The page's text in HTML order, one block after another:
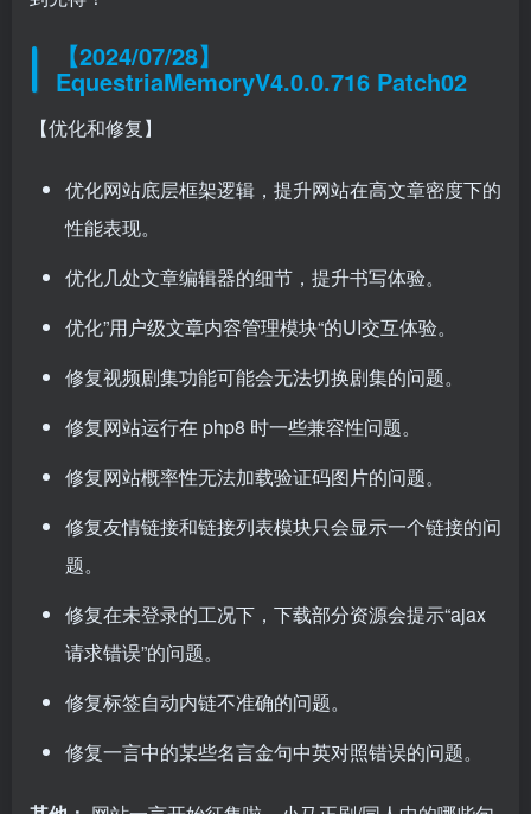
【2024/07/28】
EquestriaMemoryV4.0.0.716 Patch02
【优化和修复】
优化网站底层框架逻辑，提升网站在高文章密度下的
性能表现。
优化几处文章编辑器的细节，提升书写体验。
优化”用户级文章内容管理模块“的UI交互体验。
修复视频剧集功能可能会无法切换剧集的问题。
修复网站运行在 php8 时一些兼容性问题。
修复网站概率性无法加载验证码图片的问题。
修复友情链接和链接列表模块只会显示一个链接的问
题。
修复在未登录的工况下，下载部分资源会提示“ajax
请求错误”的问题。
修复标签自动内链不准确的问题。
修复一言中的某些名言金句中英对照错误的问题。